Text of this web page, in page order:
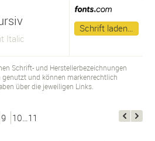
Italic
Schrift laden…
Schrift- und Herstellerbezeichnungen
und können markenrechtlich
über die jeweiligen Links.
9 10…11